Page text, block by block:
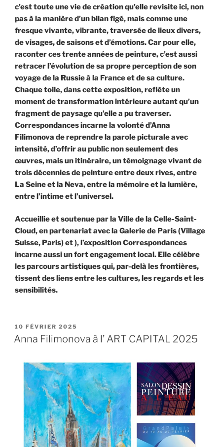
c’est toute une vie de création qu’elle revisite ici, non
pas à la manière d’un bilan figé, mais comme une
fresque vivante, vibrante, traversée de lieux divers,
de visages, de saisons et d’émotions. Car pour elle,
raconter ces trente années de peinture, c’est aussi
retracer l’évolution de sa propre perception de son
voyage de la Russie à la France et de sa culture.
Chaque toile, dans cette exposition, reflète un
moment de transformation intérieure autant qu’un
fragment de paysage qu’elle a pu traverser.
Correspondances incarne la volonté d’Anna
Filimonova de reprendre la parole picturale avec
intensité, d’offrir au public non seulement des
œuvres, mais un itinéraire, un témoignage vivant de
trois décennies de peinture entre deux rives, entre
La Seine et la Neva, entre la mémoire et la lumière,
entre l’intime et l’universel.
Accueillie et soutenue par la Ville de la Celle-Saint-
Cloud, en partenariat avec la Galerie de Paris (Village
Suisse, Paris) et ), l’exposition Correspondances
incarne aussi un fort engagement local. Elle célèbre
les parcours artistiques qui, par-delà les frontières,
tissent des liens entre les cultures, les regards et les
sensibilités.
PUBLIÉ
LE
10 FÉVRIER 2025
Anna Filimonova à l’ ART CAPITAL 2025